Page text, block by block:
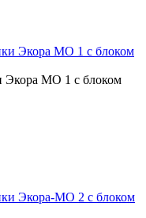
Экора МО 1 с блоком